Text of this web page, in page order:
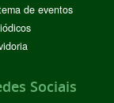
de eventos
Sociais